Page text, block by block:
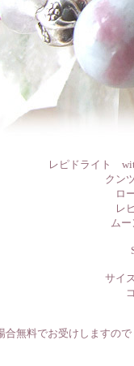
レピドライト
クン
ロ
レ
ム
サイ
合無料でお受けしますの